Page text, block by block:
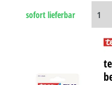
sofort lieferbar